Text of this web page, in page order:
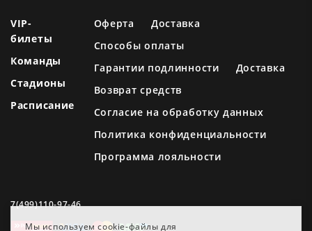
Мы используем cookie-файлы для
VIP-
билеты
Команды
Стадионы
Расписание
Оферта
Доставка
Способы оплаты
Гарантии подлинности
Доставка
Возврат средств
Согласие на обработку данных
Политика конфиденциальности
Программа лояльности
7(499)110-97-46